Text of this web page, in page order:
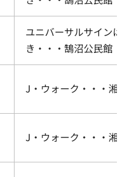
ユニバーサルサインは
き・・・鵠沼公民館
J・ウォーク・・・湘
J・ウォーク・・・湘